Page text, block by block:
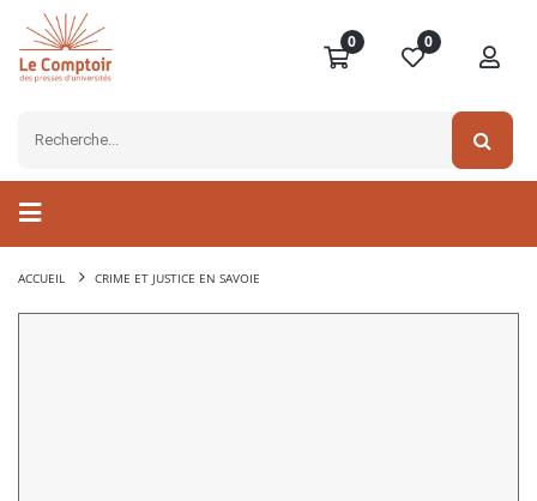
0 0
ACCUEIL CRIME ET JUSTICE EN SAVOIE